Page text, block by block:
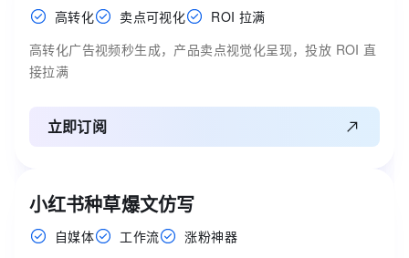
高转化 卖点可视化
ROI 拉满
高转化广告视频秒生成，产品卖点视觉化呈现，投放 ROI 直
接拉满
立即订阅
小红书种草爆文仿写
自媒体 工作流
涨粉神器